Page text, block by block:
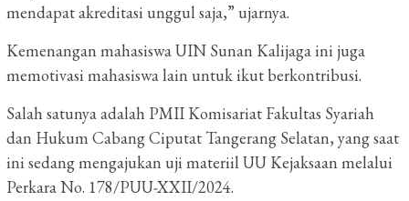
mendapat akreditasi unggul saja,” ujarnya.
Kemenangan mahasiswa UIN Sunan Kalijaga ini juga
memotivasi mahasiswa lain untuk ikut berkontribusi.
Salah satunya adalah PMII Komisariat Fakultas Syariah
dan Hukum Cabang Ciputat Tangerang Selatan, yang saat
ini sedang mengajukan uji materiil UU Kejaksaan melalui
Perkara No. 178/PUU-XXII/2024.